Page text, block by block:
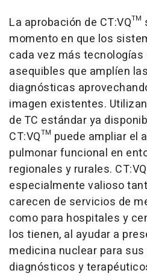
La aprobación de CT:VQ™
momento en que los
cada vez más
asequibles que amplíen
diagnósticas
imagen existentes.
de TC estándar ya
CT:VQ™ puede ampliar el
pulmonar funcional en
regionales y rurales.
especialmente valioso
carecen de servicios de
como para hospitales y
los tienen, al ayudar a
medicina nuclear para
diagnósticos y